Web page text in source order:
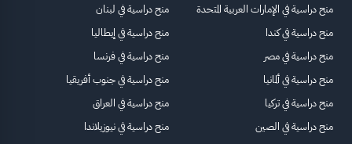
منح دراسية في الإمارات العربية المتحدة
منح دراسية في كندا
منح دراسية في مصر
منح دراسية في ألمانيا
منح دراسية في تركيا
منح دراسية في الصين
منح دراسية في لبنان
منح دراسية في إيطاليا
منح دراسية في فرنسا
منح دراسية في جنوب أفريقيا
منح دراسية في العراق
منح دراسية في نيوزيلاندا